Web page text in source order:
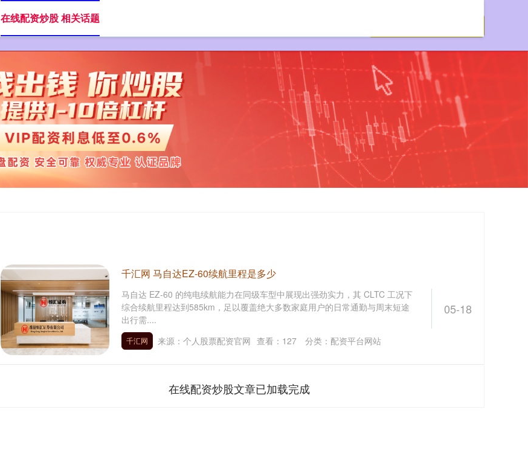
在线配资炒股
在线配资炒股 相关话题
05-18
千汇网 马自达EZ-60续航里程是多少
马自达 EZ-60 的纯电续航能力在同级车型中展现出强劲实力，其 CLTC 工况下
综合续航里程达到585km，足以覆盖绝大多数家庭用户的日常通勤与周末短途
出行需....
千汇网 来源：个人股票配资官网 查看： 127 分类： 配资平台网站
在线配资炒股文章已加载完成